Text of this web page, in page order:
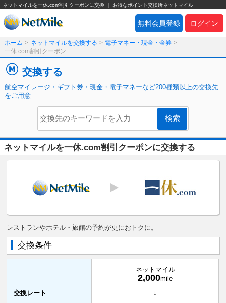
ネットマイルを一休.com割引クーポンに交換 ｜ お得なポイント交換所ネットマイル
ログイン
無料会員登録
ホーム > ネットマイルを交換する > 電子マネー・現金・金券 >
一休.com割引クーポン
交換する
航空マイレージ・ギフト券・現金・電子マネーなど200種類以上の交換先
をご用意
ネットマイルを一休.com割引クーポンに交換する
レストランやホテル・旅館の予約が更におトクに。
交換条件
交換レート
ネットマイル
2,000mile
↓